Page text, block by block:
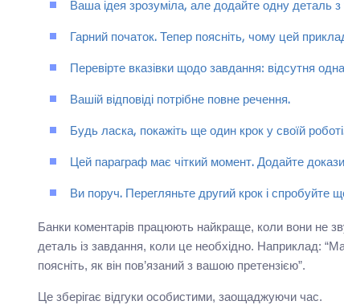
Ваша ідея зрозуміла, але додайте одну деталь з
Гарний початок. Тепер поясніть, чому цей
Перевірте вказівки щодо завдання: відсутня
Вашій відповіді потрібне повне речення.
Будь ласка, покажіть ще один крок у своїй
Цей параграф має чіткий момент. Додайте
Ви поруч. Перегляньте другий крок і спробуйте
Банки коментарів працюють найкраще, коли вони не
деталь із завдання, коли це необхідно. Наприклад:
поясніть, як він пов’язаний з вашою претензією”.
Це зберігає відгуки особистими, заощаджуючи час.